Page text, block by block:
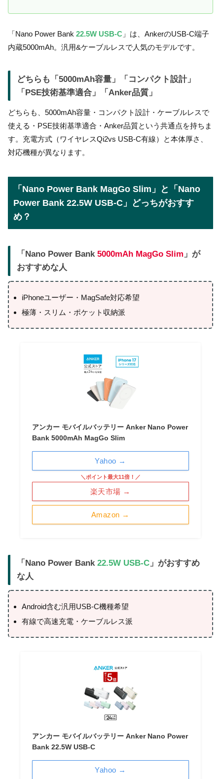
「Nano Power Bank 22.5W USB-C 」は、AnkerのUSB-C端子
内蔵5000mAh。汎用&ケーブルレスで人気のモデルです。
どちらも「5000mAh容量」「コンパクト設計」
「PSE技術基準適合」「Anker品質」
どちらも、5000mAh容量・コンパクト設計・ケーブルレスで
使える・PSE技術基準適合・Anker品質という共通点を持ちま
す。充電方式（ワイヤレスQi2vs USB-C有線）と本体厚さ、
対応機種が異なります。
「Nano Power Bank MagGo Slim」と「Nano
Power Bank 22.5W USB-C」どっちがおすす
め？
「Nano Power Bank5000mAh MagGo Slim 」が
おすすめな人
iPhoneユーザー・MagSafe対応希望
極薄・スリム・ポケット収納派
アンカー モバイルバッテリー Anker Nano Power
Bank 5000mAh MagGo Slim
Amazon →
＼ポイント最大11倍！／
楽天市場 →
Yahoo →
「Nano Power Bank22.5W USB-C 」がおすすめ
な人
Android含む汎用USB-C機種希望
有線で高速充電・ケーブルレス派
アンカー モバイルバッテリー Anker Nano Power
Bank 22.5W USB-C
Yahoo →